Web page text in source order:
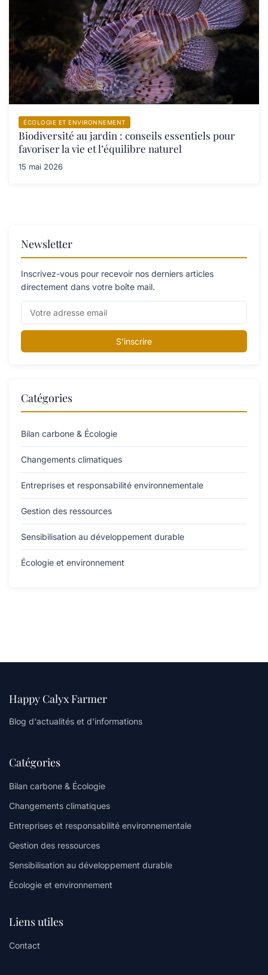
ÉCOLOGIE ET ENVIRONNEMENT
Biodiversité au jardin : conseils essentiels pour
favoriser la vie et l’équilibre naturel
15 mai 2026
Newsletter
Inscrivez-vous pour recevoir nos derniers articles
directement dans votre boîte mail.
S'inscrire
Catégories
Bilan carbone & Écologie
Changements climatiques
Entreprises et responsabilité environnementale
Gestion des ressources
Sensibilisation au développement durable
Écologie et environnement
Happy Calyx Farmer
Blog d'actualités et d'informations
Catégories
Bilan carbone & Écologie
Changements climatiques
Entreprises et responsabilité environnementale
Gestion des ressources
Sensibilisation au développement durable
Écologie et environnement
Liens utiles
Contact